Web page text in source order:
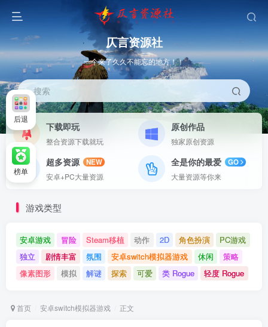
仄言资源社
一个来了久久不能忘的地方！！
搜索
下载即玩
整合资源下载就玩
原创作品
独家原创资源
超多资源
NEW
安卓+PC大量资源
全是你的最爱
GO
大量资源等你来
游戏类型
安卓游戏 冒险 Steam移植 动作 2D 角色扮演
PC游戏
独立
剧情丰富 氛围 安卓switch模拟器游戏 休闲
策略
像素图形
模拟 解谜 探索 可爱 类 Rogue 轻度 Rogue
首页 安卓switch模拟器游戏 正文
后退
榜单